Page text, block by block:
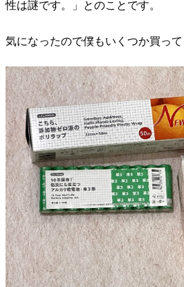
性は謎です。」とのことです。
気になったので僕もいくつか買って